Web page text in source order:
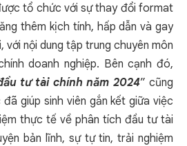
tổ chức với sự thay đổi format
thêm kịch tính, hấp dẫn và gay
nội dung tập trung chuyên môn
doanh nghiệp. Bên cạnh đó,
tư tài chính năm 2024” cũng
giúp sinh viên gắn kết giữa việc
thực tế về phân tích đầu tư tài
bản lĩnh, sự tự tin, trải nghiệm